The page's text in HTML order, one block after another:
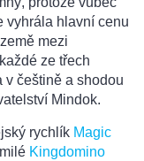
vyhrála hlavní cenu
mezi
ze třech
v češtině a shodou
Mindok.
rychlík Magic
Kingdomino